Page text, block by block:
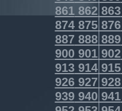
861862863
874875876
887888889
900901902
913914915
926927928
939940941